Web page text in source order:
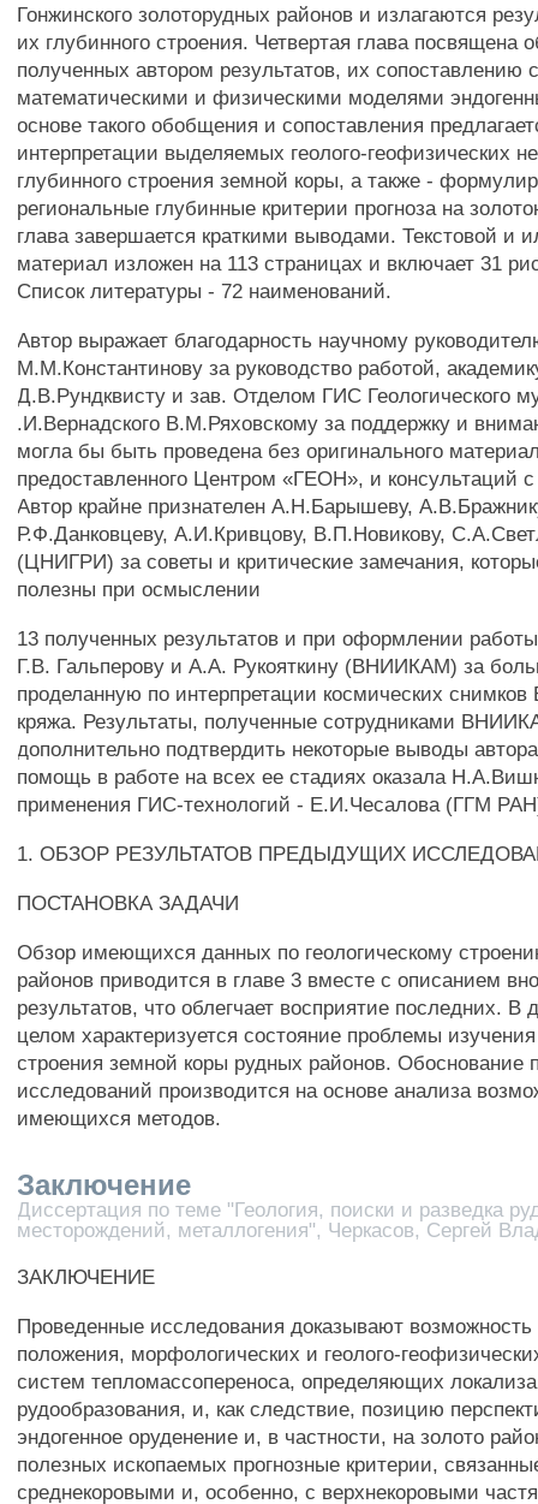
Гонжинского золоторудных районов и излагаются
их глубинного строения. Четвертая глава посвящена
полученных автором результатов, их сопоставлению
математическими и физическими моделями
основе такого обобщения и сопоставления
интерпретации выделяемых геолого-геофизических
глубинного строения земной коры, а также -
региональные глубинные критерии прогноза на
глава завершается краткими выводами. Текстовой и
материал изложен на 113 страницах и включает 31
Список литературы - 72 наименований.
Автор выражает благодарность научному
М.М.Константинову за руководство работой,
Д.В.Рундквисту и зав. Отделом ГИС Геологического
.И.Вернадского В.М.Ряховскому за поддержку и
могла бы быть проведена без оригинального
предоставленного Центром «ГЕОН», и консультаций
Автор крайне признателен А.Н.Барышеву,
Р.Ф.Данковцеву, А.И.Кривцову, В.П.Новикову,
(ЦНИГРИ) за советы и критические замечания,
полезны при осмыслении
13 полученных результатов и при оформлении
Г.В. Гальперову и A.A. Рукояткину (ВНИИКАМ) за
проделанную по интерпретации космических снимков
кряжа. Результаты, полученные сотрудниками
дополнительно подтвердить некоторые выводы
помощь в работе на всех ее стадиях оказала
применения ГИС-технологий - Е.И.Чесалова (ГГМ
1. ОБЗОР РЕЗУЛЬТАТОВ ПРЕДЫДУЩИХ
ПОСТАНОВКА ЗАДАЧИ
Обзор имеющихся данных по геологическому
районов приводится в главе 3 вместе с описанием
результатов, что облегчает восприятие последних. В
целом характеризуется состояние проблемы
строения земной коры рудных районов. Обоснование
исследований производится на основе анализа
имеющихся методов.
Заключение
Диссертация по теме "Геология, поиски и разведка
месторождений, металлогения", Черкасов, Сергей
ЗАКЛЮЧЕНИЕ
Проведенные исследования доказывают возможность
положения, морфологических и геолого-
систем тепломассопереноса, определяющих
рудообразования, и, как следствие, позицию
эндогенное оруденение и, в частности, на золото
полезных ископаемых прогнозные критерии,
среднекоровыми и, особенно, с верхнекоровыми